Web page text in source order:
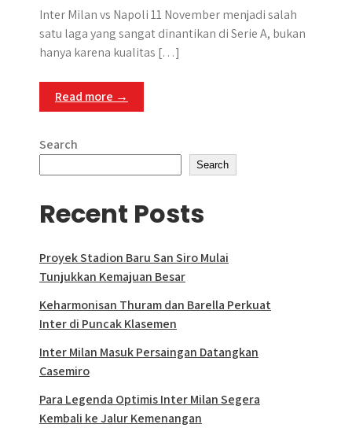
Inter Milan vs Napoli 11 November menjadi salah
satu laga yang sangat dinantikan di Serie A, bukan
hanya karena kualitas […]
Read more →
Search
Search
Recent Posts
Proyek Stadion Baru San Siro Mulai
Tunjukkan Kemajuan Besar
Keharmonisan Thuram dan Barella Perkuat
Inter di Puncak Klasemen
Inter Milan Masuk Persaingan Datangkan
Casemiro
Para Legenda Optimis Inter Milan Segera
Kembali ke Jalur Kemenangan